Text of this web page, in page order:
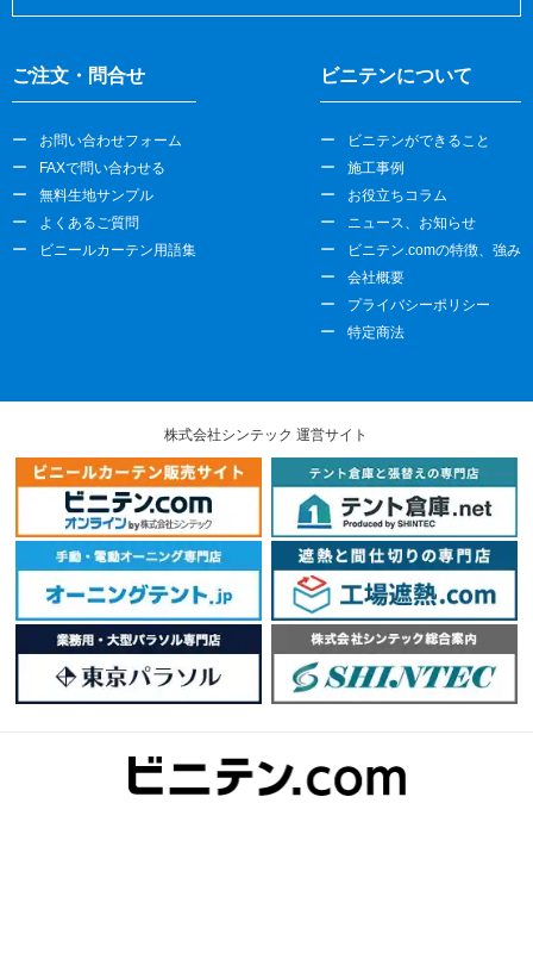
ご注文・問合せ
お問い合わせフォーム
FAXで問い合わせる
無料生地サンプル
よくあるご質問
ビニールカーテン用語集
ビニテンについて
ビニテンができること
施工事例
お役立ちコラム
ニュース、お知らせ
ビニテン.comの特徴、強み
会社概要
プライバシーポリシー
特定商法
株式会社シンテック 運営サイト